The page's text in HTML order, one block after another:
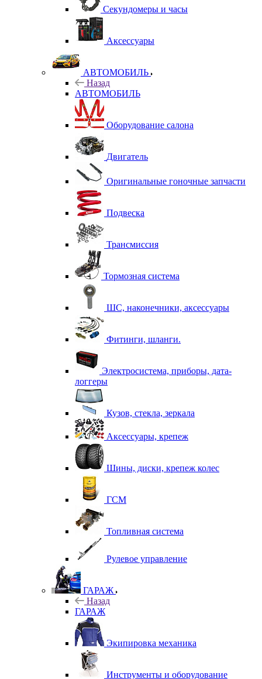
Секундомеры и часы
Аксессуары
АВТОМОБИЛЬ
Назад
АВТОМОБИЛЬ
Оборудование салона
Двигатель
Оригинальные гоночные запчасти
Подвеска
Трансмиссия
Тормозная система
ШС, наконечники, аксессуары
Фитинги, шланги.
Электросистема, приборы, дата-
логгеры
Кузов, стекла, зеркала
Аксессуары, крепеж
Шины, диски, крепеж колес
ГСМ
Топливная система
Рулевое управление
ГАРАЖ
Назад
ГАРАЖ
Экипировка механика
Инструменты и оборудование